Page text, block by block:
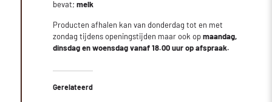
bevat;melk
Producten afhalen kan van donderdag tot en met
zondag tijdens openingstijden maar ook opmaandag,
dinsdag en woensdag vanaf 18.00 uur op afspraak.
Gerelateerd